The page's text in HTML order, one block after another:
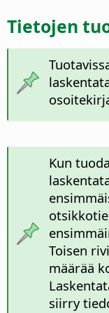
Tietojen
Kun
Toisen
määrää
siirry